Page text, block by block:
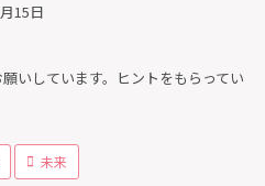
15日
いしています。ヒントをもらってい
未来